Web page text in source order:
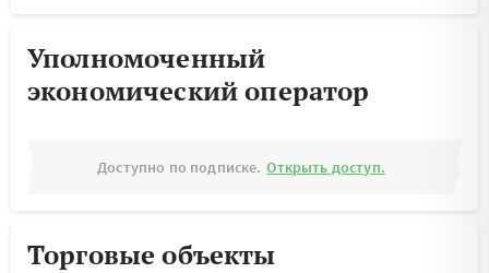
Уполномоченный
экономический оператор
Доступно по подписке. Открыть доступ.
Торговые объекты